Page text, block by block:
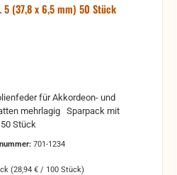
5 (37,8 x 6,5 mm) 50 Stück
mit
50 Stück
701-1234
(28,94 € / 100 Stück)